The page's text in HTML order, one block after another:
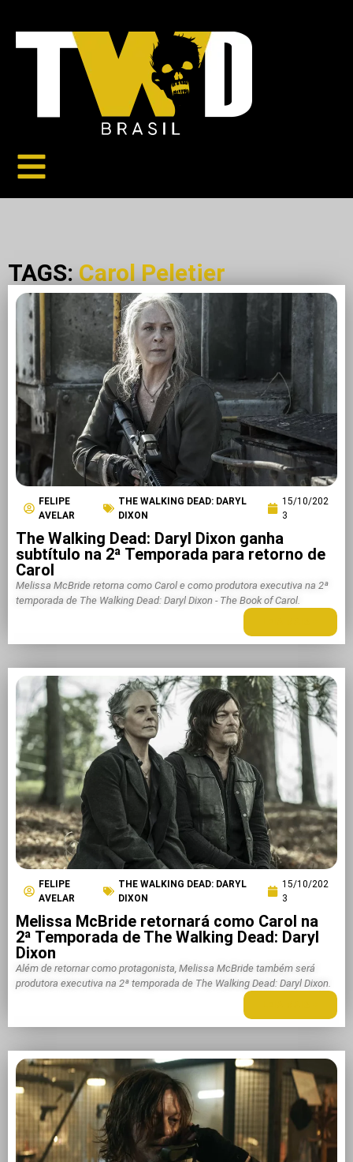
TAGS: Carol Peletier
FELIPE
AVELAR
THE WALKING DEAD: DARYL
DIXON
15/10/202
3
The Walking Dead: Daryl Dixon ganha
subtítulo na 2ª Temporada para retorno de
Carol
Melissa McBride retorna como Carol e como produtora executiva na 2ª
temporada de The Walking Dead: Daryl Dixon - The Book of Carol.
FELIPE
AVELAR
THE WALKING DEAD: DARYL
DIXON
15/10/202
3
Melissa McBride retornará como Carol na
2ª Temporada de The Walking Dead: Daryl
Dixon
Além de retornar como protagonista, Melissa McBride também será
produtora executiva na 2ª temporada de The Walking Dead: Daryl Dixon.